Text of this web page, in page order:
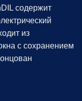
содержит
из
с сохранением